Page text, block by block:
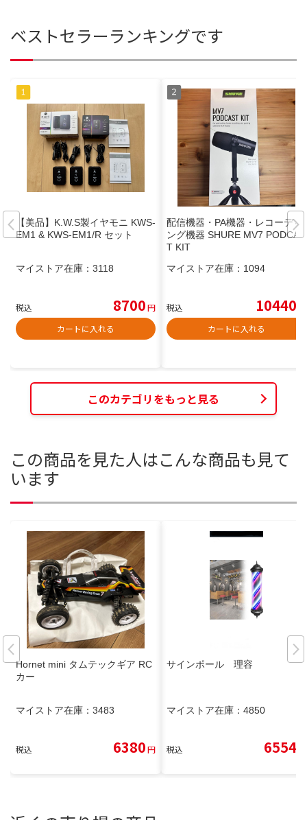
ベストセラーランキングです
【美品】K.W.S製イヤモニ KWS-
EM1 & KWS-EM1/R セット
マイストア在庫： 3118
税込 8700円
カートに入れる
配信機器・PA機器・レコーディ
ング機器 SHURE MV7 PODCAS
T KIT
マイストア在庫： 1094
税込 10440
カートに入れる
このカテゴリをもっと見る
この商品を見た人はこんな商品も見て
います
Hornet mini タムテックギア RC
カー
マイストア在庫： 3483
税込 6380円
サインポール 理容
マイストア在庫： 4850
税込 6554